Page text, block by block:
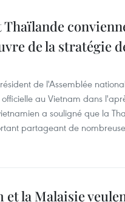
Thaïlande
de la stratégie
de l'Assemblée
au Vietnam dans
a souligné que la
partageant de
et la Malaisie